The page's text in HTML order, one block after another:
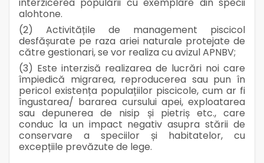
alohtone.
(2) Activitățile de management piscicol
desfășurate pe raza ariei naturale protejate de
către gestionari, se vor realiza cu avizul APNBV;
(3) Este interzisă realizarea de lucrări noi care
împiedică migrarea, reproducerea sau pun în
pericol existența populațiilor piscicole, cum ar fi
îngustarea/ bararea cursului apei, exploatarea
sau depunerea de nisip și pietriș etc., care
conduc la un impact negativ asupra stării de
conservare a speciilor și habitatelor, cu
excepțiile prevăzute de lege.